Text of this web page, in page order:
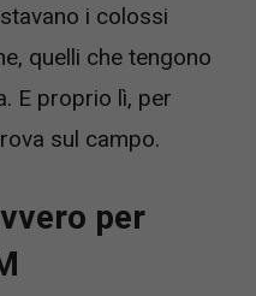
i colossi
quelli che tengono
E proprio lì, per
sul campo.
per